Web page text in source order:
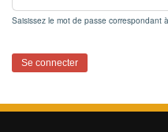
Saisissez le mot de passe correspondant